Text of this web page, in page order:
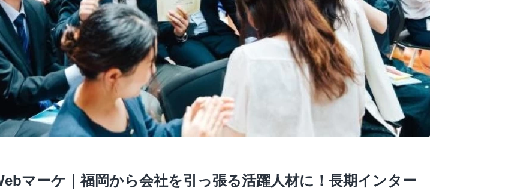
マーケ｜福岡から会社を引っ張る活躍人材に！長期インター